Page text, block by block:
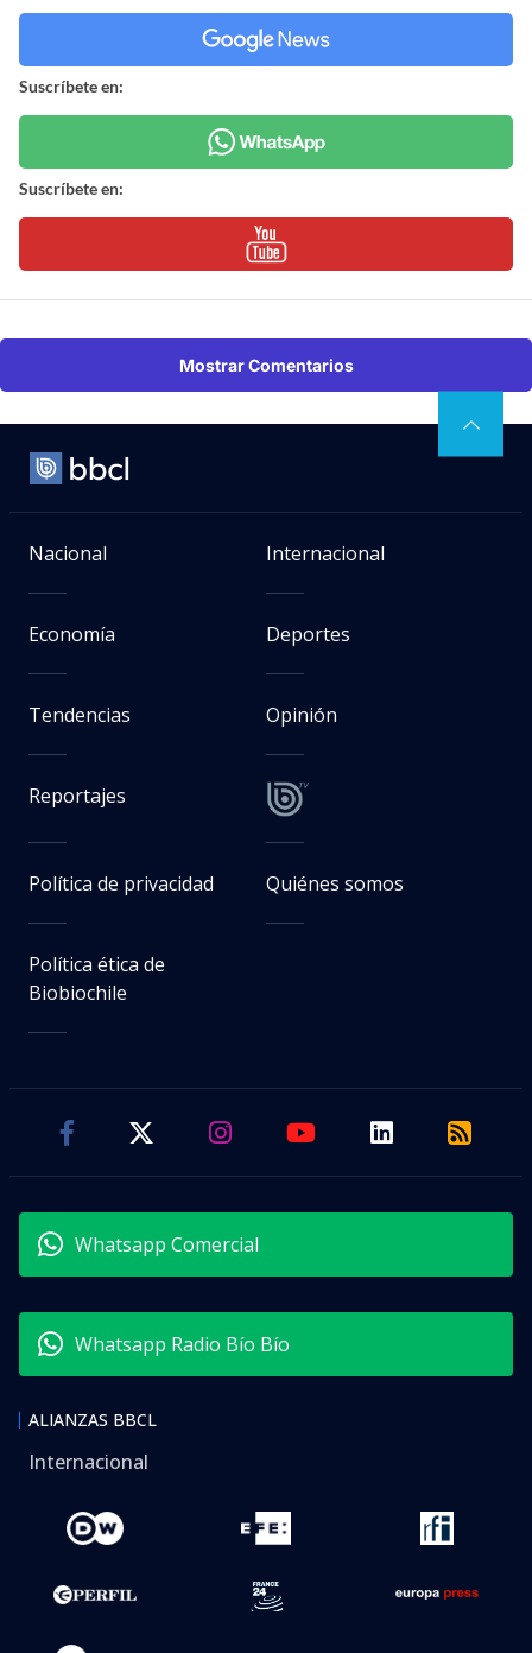
Suscríbete en:
Suscríbete en:
Mostrar Comentarios
Nacional Internacional
Economía Deportes
Tendencias Opinión
Reportajes
Política de privacidad Quiénes somos
Política ética de
Biobiochile
Whatsapp Comercial
Whatsapp Radio Bío Bío
ALIANZAS BBCL
Internacional